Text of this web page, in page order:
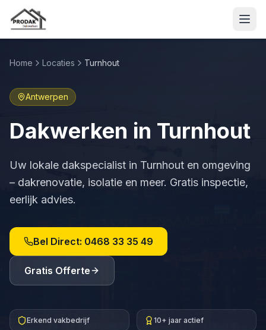
Home Locaties Turnhout
Antwerpen
Dakwerken in Turnhout
Uw lokale dakspecialist in Turnhout en omgeving
– dakrenovatie, isolatie en meer. Gratis inspectie,
eerlijk advies.
Bel Direct: 0468 33 35 49
Gratis Offerte
Erkend vakbedrijf 10+ jaar actief